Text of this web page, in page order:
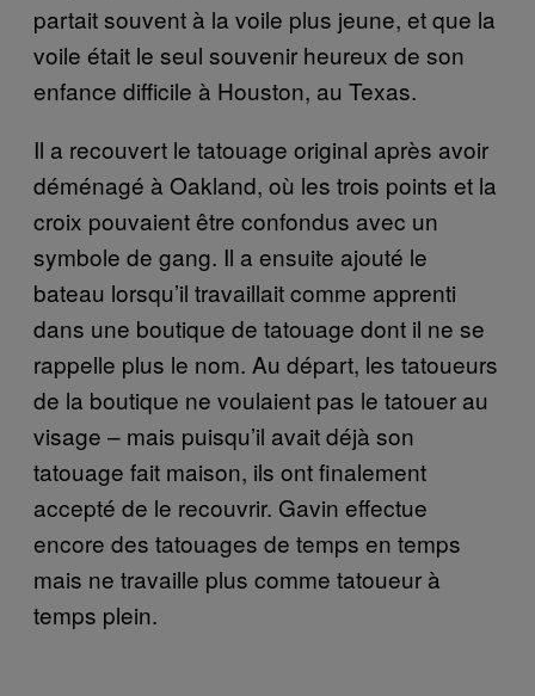
partait souvent à la voile plus jeune, et que la
voile était le seul souvenir heureux de son
enfance difficile à Houston, au Texas.
Il a recouvert le tatouage original après avoir
déménagé à Oakland, où les trois points et la
croix pouvaient être confondus avec un
symbole de gang. Il a ensuite ajouté le
bateau lorsqu’il travaillait comme apprenti
dans une boutique de tatouage dont il ne se
rappelle plus le nom. Au départ, les tatoueurs
de la boutique ne voulaient pas le tatouer au
visage – mais puisqu’il avait déjà son
tatouage fait maison, ils ont finalement
accepté de le recouvrir. Gavin effectue
encore des tatouages de temps en temps
mais ne travaille plus comme tatoueur à
temps plein.